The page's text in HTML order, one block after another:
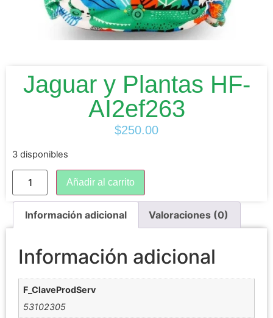
Jaguar y Plantas HF-
AI2ef263
$250.00
3 disponibles
Añadir al carrito
Información adicional Valoraciones (0)
Información adicional
F_ClaveProdServ
53102305